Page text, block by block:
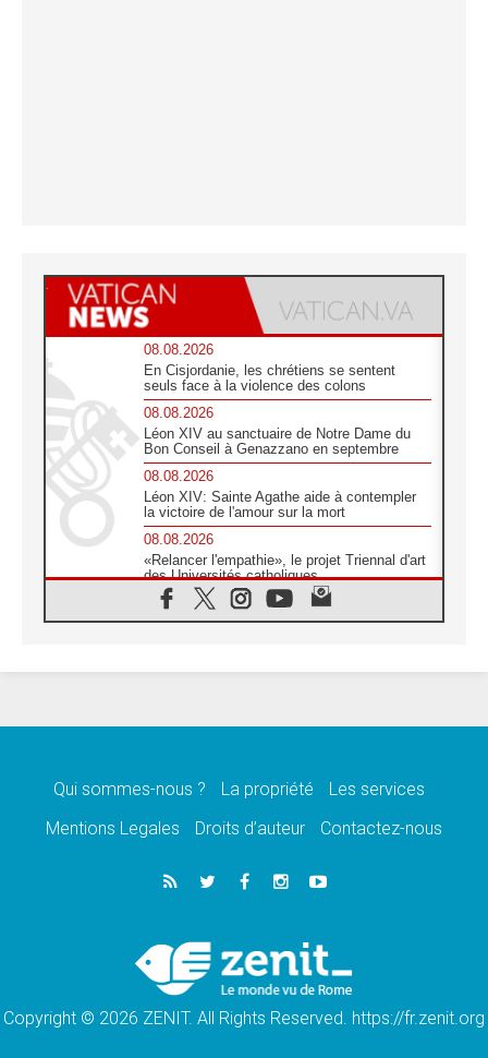
08.08.2026
En Cisjordanie, les chrétiens se sentent
seuls face à la violence des colons
08.08.2026
Léon XIV au sanctuaire de Notre Dame du
Bon Conseil à Genazzano en septembre
08.08.2026
Léon XIV: Sainte Agathe aide à contempler
la victoire de l'amour sur la mort
08.08.2026
«Relancer l'empathie», le projet Triennal d'art
des Universités catholiques
08.08.2026
Signis 2026, donner la parole aux religieuses
07.08.2026
07.08.2026
de l'Assomption et mémoire nationale
«La paix commence par l'empathie» estime
le cardinal Parolin
En Colombie, «la paix ne s'achète pas avec
une signature»
Qui sommes-nous ? La propriété
Les services
Mentions Legales
Droits d’auteur Contactez-nous
Copyright © 2026 ZENIT. All Rights Reserved. https://fr.zenit.org